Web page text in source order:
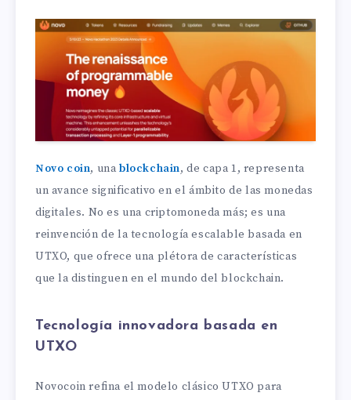
Novo coin, unablockchain, de capa 1, representa
un avance significativo en el ámbito de las monedas
digitales. No es una criptomoneda más; es una
reinvención de la tecnología escalable basada en
UTXO, que ofrece una plétora de características
que la distinguen en el mundo del blockchain.
Tecnología innovadora basada en
UTXO
Novocoin refina el modelo clásico UTXO para